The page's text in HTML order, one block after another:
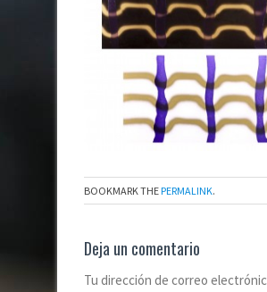
BOOKMARK THEPERMALINK.
Deja un comentario
Tu dirección de correo